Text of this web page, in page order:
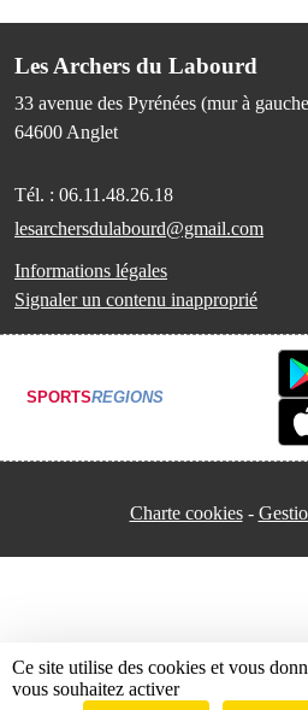
Les Archers du Labourd
33 avenue des Pyrénées (mur à
64600 Anglet
Tél. : 06.11.48.26.18
lesarchersdulabourd@gmail.com
Informations légales
Signaler un contenu inapproprié
SPORTSREGIONS
Charte cookies
Ce site utilise des cookies et vous
vous souhaitez activer